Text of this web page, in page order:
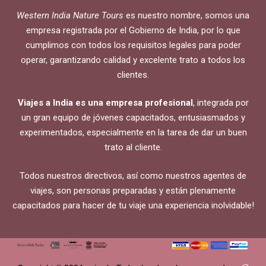
Western India Nature Tours es nuestro nombre, somos una
empresa registrada por el Gobierno de India, por lo que
cumplimos con todos los requisitos legales para poder
operar, garantizando calidad y excelente trato a todos los
clientes.
Viajes a India es una empresa profesional , integrada por
un gran equipo de jóvenes capacitados, entusiasmados y
experimentados, especialmente en la tarea de dar un buen
trato al cliente.
Todos nuestros directivos, así como nuestros agentes de
viajes, son personas preparadas y están plenamente
capacitados para hacer de tu viaje una experiencia inolvidable!